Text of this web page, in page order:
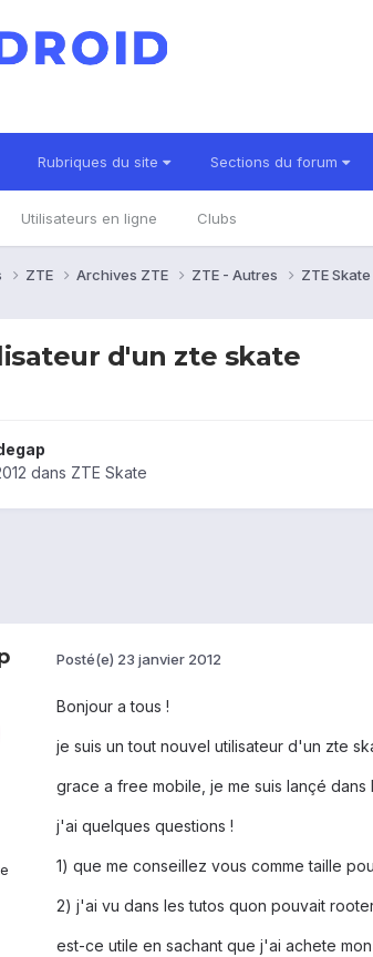
Rubriques du site Sections du forum
Utilisateurs en ligne Clubs
ZTE Archives ZTE ZTE - Autres ZTE Skate
d'un zte skate
dans ZTE Skate
Posté(e) 23 janvier 2012
Bonjour a tous !
je suis un tout nouvel utilisateur d'un zte
grace a free mobile, je me suis lançé dans
j'ai quelques questions !
1) que me conseillez vous comme taille
2) j'ai vu dans les tutos quon pouvait
est-ce utile en sachant que j'ai achete